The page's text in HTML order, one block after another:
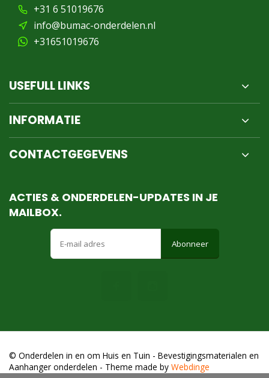
+31 6 51019676
info@bumac-onderdelen.nl
+31651019676
USEFULL LINKS
INFORMATIE
CONTACTGEGEVENS
ACTIES & ONDERDELEN-UPDATES IN JE
MAILBOX.
Abonneer
© Onderdelen in en om Huis en Tuin - Bevestigingsmaterialen en
Aanhanger onderdelen - Theme made by Webdinge